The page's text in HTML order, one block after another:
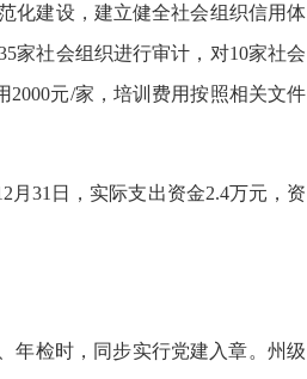
化建设，建立健全社会组织信用体
家社会组织进行审计，对10家社会
元/家，培训费用按照相关文件
月31日，实际支出资金2.4万元，资
年检时，同步实行党建入章。州级